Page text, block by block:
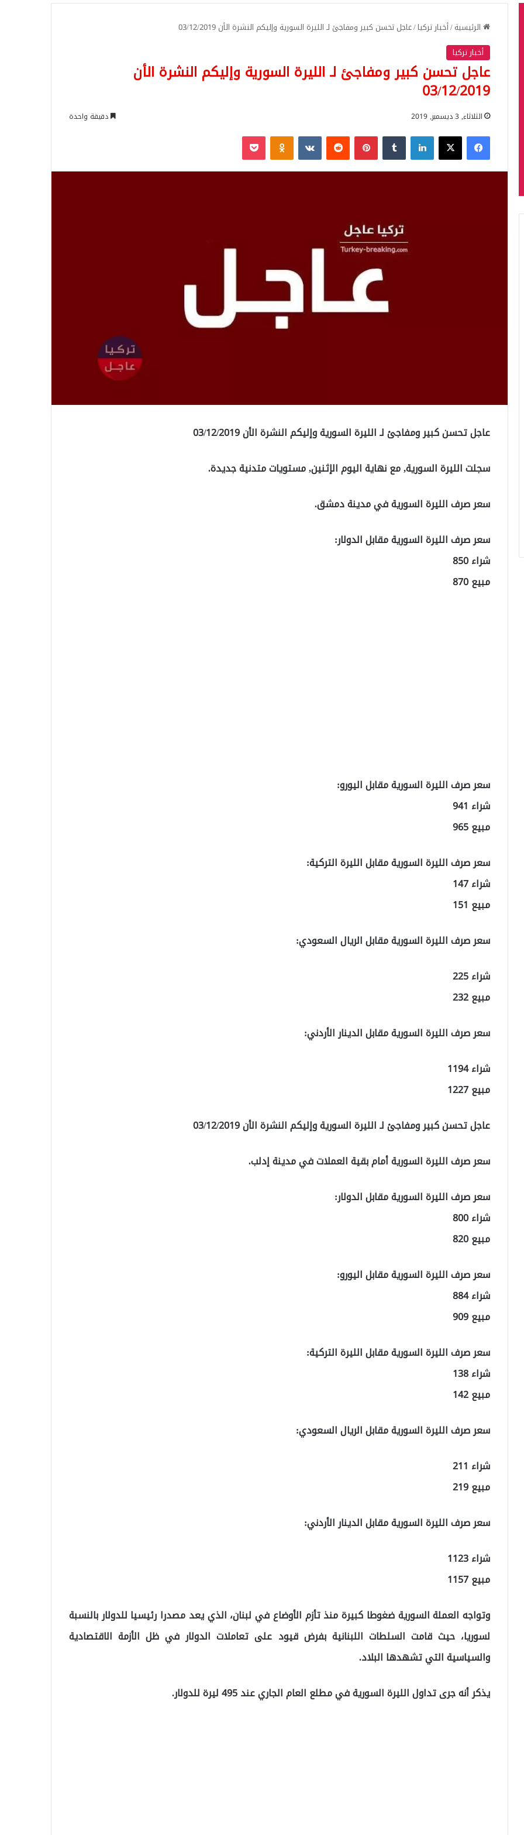
الرئيسية/أخبار تركيا/عاجل تحسن كبير ومفاجئ لـ الليرة السورية وإليكم النشرة الأن 03/12/2019
أخبار تركيا
عاجل تحسن كبير ومفاجئ لـ الليرة السورية وإليكم النشرة الأن
03/12/2019
الثلاثاء, 3 ديسمبر, 2019 دقيقة واحدة
فيسبوك‫X لينكدإن بينتيريست Odnoklassniki
‫Pocket
عاجل تحسن كبير ومفاجئ لـ الليرة السورية وإليكم النشرة الأن 03/12/2019
سجلت الليرة السورية, مع نهاية اليوم الإثنين, مستويات متدنية جديدة.
سعر صرف الليرة السورية في مدينة دمشق.
سعر صرف الليرة السورية مقابل الدولار:
شراء 850
مبيع 870
سعر صرف الليرة السورية مقابل اليورو:
شراء 941
مبيع 965
سعر صرف الليرة السورية مقابل الليرة التركية:
شراء 147
مبيع 151
سعر صرف الليرة السورية مقابل الريال السعودي:
شراء 225
مبيع 232
سعر صرف الليرة السورية مقابل الدينار الأردني:
شراء 1194
مبيع 1227
عاجل تحسن كبير ومفاجئ لـ الليرة السورية وإليكم النشرة الأن 03/12/2019
سعر صرف الليرة السورية أمام بقية العملات في مدينة إدلب.
سعر صرف الليرة السورية مقابل الدولار:
شراء 800
مبيع 820
سعر صرف الليرة السورية مقابل اليورو:
شراء 884
مبيع 909
سعر صرف الليرة السورية مقابل الليرة التركية:
شراء 138
مبيع 142
سعر صرف الليرة السورية مقابل الريال السعودي:
شراء 211
مبيع 219
سعر صرف الليرة السورية مقابل الدينار الأردني:
شراء 1123
مبيع 1157
وتواجه العملة السورية ضغوطا كبيرة منذ تأزم الأوضاع في لبنان، الذي يعد مصدرا رئيسيا للدولار بالنسبة
لسوريا، حيث قامت السلطات اللبنانية بفرض قيود على تعاملات الدولار في ظل الأزمة الاقتصادية
والسياسية التي تشهدها البلاد.
يذكر أنه جرى تداول الليرة السورية في مطلع العام الجاري عند 495 ليرة للدولار.